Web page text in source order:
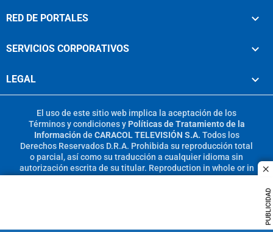
PUBLICIDAD
RED DE PORTALES
SERVICIOS CORPORATIVOS
LEGAL
El uso de este sitio web implica la aceptación de los
Términos y condicionesy Políticas de Tratamiento de la
Información de CARACOL TELEVISIÓN S.A. Todos los
Derechos Reservados D.R.A. Prohibida su reproducción total
o parcial, así como su traducción a cualquier idioma sin
autorización escrita de su titular. Reproduction in whole or in